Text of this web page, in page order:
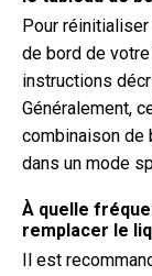
Pour
de bord de
instructions
Généralement,
combinaison de
dans un mode
À quelle
remplacer le
Il est